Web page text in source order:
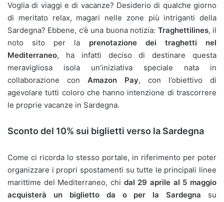
Voglia di viaggi e di vacanze? Desiderio di qualche giorno
di meritato relax, magari nelle zone più intriganti della
Sardegna? Ebbene, c’è una buona notizia: Traghettilines, il
noto sito per la prenotazione dei traghetti
nel
Mediterraneo, ha infatti deciso di destinare questa
meravigliosa isola un’iniziativa speciale nata in
collaborazione con Amazon Pay, con l’obiettivo di
agevolare tutti coloro che hanno intenzione di trascorrere
le proprie vacanze in Sardegna.
Sconto del 10% sui biglietti verso la Sardegna
Come ci ricorda lo stesso portale, in riferimento per poter
organizzare i propri spostamenti su tutte le principali linee
marittime del Mediterraneo, chi dal 29 aprile al 5 maggio
acquisterà un biglietto da o per la
Sardegna su